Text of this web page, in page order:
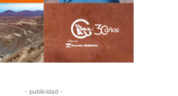
- publicidad -